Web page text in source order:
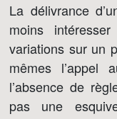
La délivrance
moins
variations sur un
mêmes l’appel
l’absence de
pas une